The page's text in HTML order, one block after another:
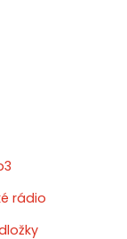
rádio